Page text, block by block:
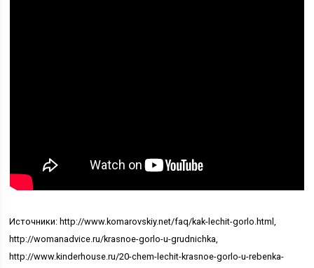
Источники: http://www.komarovskiy.net/faq/kak-lechit-gorlo.html,
http://womanadvice.ru/krasnoe-gorlo-u-grudnichka,
http://www.kinderhouse.ru/20-chem-lechit-krasnoe-gorlo-u-rebenka-